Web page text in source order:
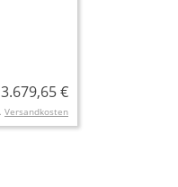
€
Versandkosten